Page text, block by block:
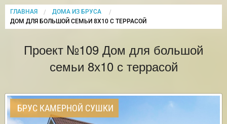
ГЛАВНАЯ
ДОМА ИЗ БРУСА
CURRENT:
ДОМ ДЛЯ БОЛЬШОЙ СЕМЬИ 8Х10 С ТЕРРАСОЙ
Проект №109 Дом для большой
семьи 8х10 с террасой
БРУС КАМЕРНОЙ СУШКИ